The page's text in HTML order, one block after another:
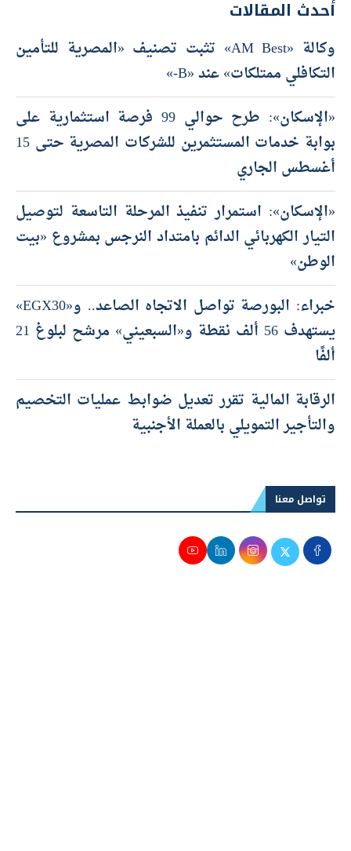
أحدث المقالات
وكالة «AM Best» تثبت تصنيف «المصرية للتأمين
التكافلي ممتلكات» عند «B-»
«الإسكان»: طرح حوالي 99 فرصة استثمارية على
أغسطس الجاري
«الإسكان»: استمرار تنفيذ المرحلة التاسعة لتوصيل
التيار الكهربائي الدائم بامتداد النرجس بمشروع «بيت
الوطن»
خبراء: البورصة تواصل الاتجاه الصاعد.. و«EGX30»
ألفًا
الرقابة المالية تقرر تعديل ضوابط عمليات التخصيم
تواصل معنا